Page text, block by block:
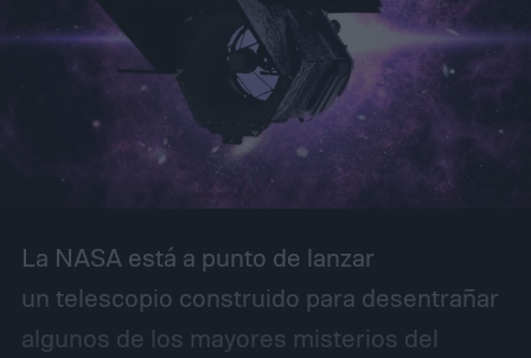
La NASA está a punto de lanzar
un telescopio construido para desentrañar
algunos de los mayores misterios del